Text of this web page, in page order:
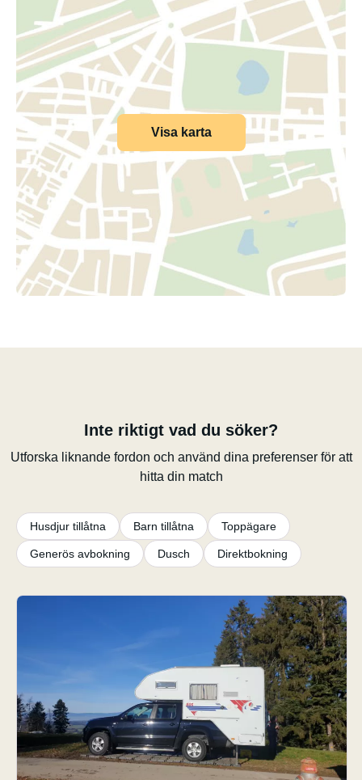
Visa karta
Inte riktigt vad du söker?
Utforska liknande fordon och använd dina preferenser för att
hitta din match
Husdjur tillåtna Barn tillåtna Toppägare
Generös avbokning Dusch Direktbokning